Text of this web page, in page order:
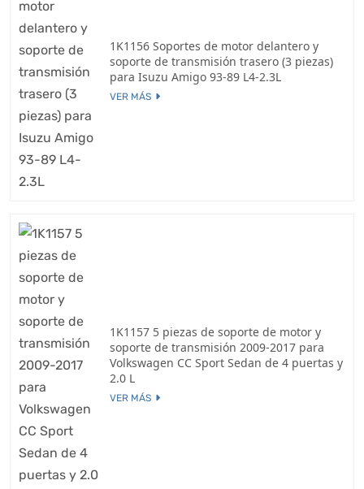
1K1156 Soportes de motor delantero y
soporte de transmisión trasero (3 piezas)
para Isuzu Amigo 93-89 L4-2.3L
VER MÁS
1K1157 5 piezas de soporte de motor y
soporte de transmisión 2009-2017 para
Volkswagen CC Sport Sedan de 4 puertas y
2.0 L
VER MÁS